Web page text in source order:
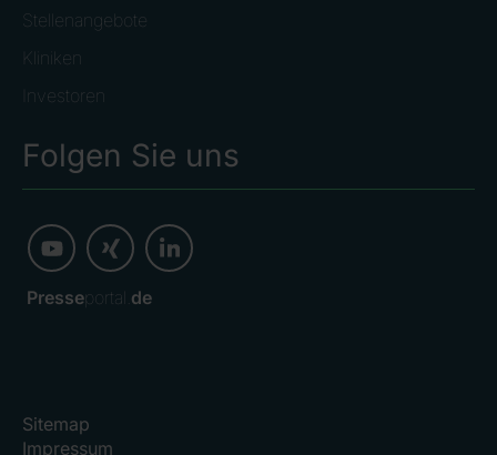
Stellenangebote
Kliniken
Investoren
Folgen Sie uns
Presseportal. de
Sitemap
Impressum